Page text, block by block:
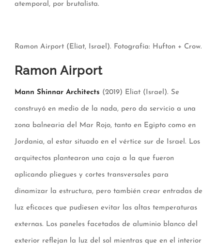
atemporal, por brutalista.
Ramon Airport (Eliat, Israel). Fotografía: Hufton + Crow.
Ramon Airport
Mann Shinnar Architects (2019) Eliat (Israel). Se
construyó en medio de la nada, pero da servicio a una
zona balnearia del Mar Rojo, tanto en Egipto como en
Jordania, al estar situado en el vértice sur de Israel. Los
arquitectos plantearon una caja a la que fueron
aplicando pliegues y cortes transversales para
dinamizar la estructura, pero también crear entradas de
luz eficaces que pudiesen evitar las altas temperaturas
externas. Los paneles facetados de aluminio blanco del
exterior reflejan la luz del sol mientras que en el interior